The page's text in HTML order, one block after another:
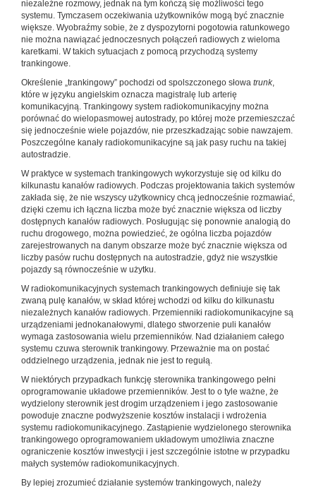
niezależne rozmowy, jednak na tym kończą się możliwości tego
systemu. Tymczasem oczekiwania użytkowników mogą być znacznie
większe. Wyobraźmy sobie, że z dyspozytorni pogotowia ratunkowego
nie można nawiązać jednoczesnych połączeń radiowych z wieloma
karetkami. W takich sytuacjach z pomocą przychodzą systemy
trankingowe.
Określenie „trankingowy” pochodzi od spolszczonego słowa trunk,
które w języku angielskim oznacza magistralę lub arterię
komunikacyjną. Trankingowy system radiokomunikacyjny można
porównać do wielopasmowej autostrady, po której może przemieszczać
się jednocześnie wiele pojazdów, nie przeszkadzając sobie nawzajem.
Poszczególne kanały radiokomunikacyjne są jak pasy ruchu na takiej
autostradzie.
W praktyce w systemach trankingowych wykorzystuje się od kilku do
kilkunastu kanałów radiowych. Podczas projektowania takich systemów
zakłada się, że nie wszyscy użytkownicy chcą jednocześnie rozmawiać,
dzięki czemu ich łączna liczba może być znacznie większa od liczby
dostępnych kanałów radiowych. Posługując się ponownie analogią do
ruchu drogowego, można powiedzieć, że ogólna liczba pojazdów
zarejestrowanych na danym obszarze może być znacznie większa od
liczby pasów ruchu dostępnych na autostradzie, gdyż nie wszystkie
pojazdy są równocześnie w użytku.
W radiokomunikacyjnych systemach trankingowych definiuje się tak
zwaną pulę kanałów, w skład której wchodzi od kilku do kilkunastu
niezależnych kanałów radiowych. Przemienniki radiokomunikacyjne są
urządzeniami jednokanałowymi, dlatego stworzenie puli kanałów
wymaga zastosowania wielu przemienników. Nad działaniem całego
systemu czuwa sterownik trankingowy. Przeważnie ma on postać
oddzielnego urządzenia, jednak nie jest to regułą.
W niektórych przypadkach funkcję sterownika trankingowego pełni
oprogramowanie układowe przemienników. Jest to o tyle ważne, że
wydzielony sterownik jest drogim urządzeniem i jego zastosowanie
powoduje znaczne podwyższenie kosztów instalacji i wdrożenia
systemu radiokomunikacyjnego. Zastąpienie wydzielonego sterownika
trankingowego oprogramowaniem układowym umożliwia znaczne
ograniczenie kosztów inwestycji i jest szczególnie istotne w przypadku
małych systemów radiokomunikacyjnych.
By lepiej zrozumieć działanie systemów trankingowych, należy